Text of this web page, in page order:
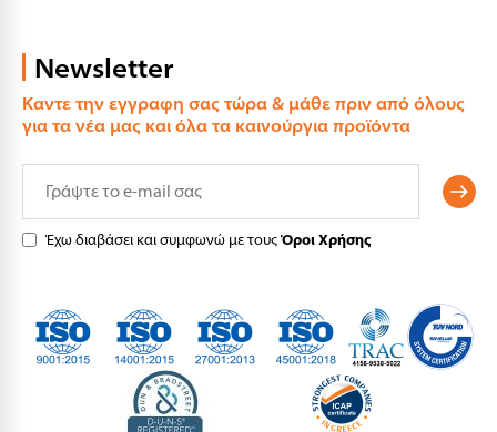
Newsletter
Καντε την εγγραφη σας τώρα & μάθε πριν από όλους
για τα νέα μας και όλα τα καινούργια προϊόντα
Έχω διαβάσει και συμφωνώ με τουςΌροι Χρήσης